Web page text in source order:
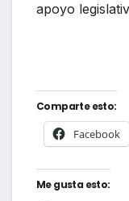
apoyo
Comparte esto:
Facebook
Me gusta esto: